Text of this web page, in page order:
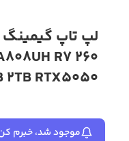
R7 260
2TB RTX5050
موجود شد، خبرم